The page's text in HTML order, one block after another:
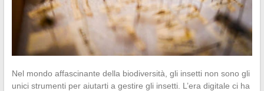
Nel mondo affascinante della biodiversità, gli insetti non sono gli
unici strumenti per aiutarti a gestire gli insetti. L’era digitale ci ha